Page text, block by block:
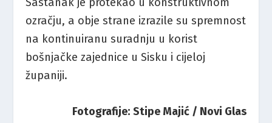
ozračju, a obje strane izrazile su spremnost
na kontinuiranu suradnju u korist
bošnjačke zajednice u Sisku i cijeloj
županiji.
Fotografije: Stipe Majić / Novi Glas